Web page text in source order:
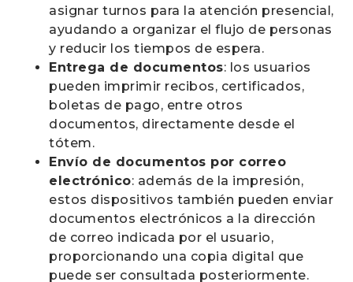
asignar turnos para la atención presencial,
ayudando a organizar el flujo de personas
y reducir los tiempos de espera.
Entrega de documentos: los usuarios
pueden imprimir recibos, certificados,
boletas de pago, entre otros
documentos, directamente desde el
tótem.
Envío de documentos por correo
electrónico: además de la impresión,
estos dispositivos también pueden enviar
documentos electrónicos a la dirección
de correo indicada por el usuario,
proporcionando una copia digital que
puede ser consultada posteriormente.